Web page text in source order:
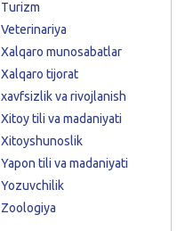
Turizm
Veterinariya
Xalqaro munosabatlar
Xalqaro tijorat
xavfsizlik va rivojlanish
Xitoy tili va madaniyati
Xitoyshunoslik
Yapon tili va madaniyati
Yozuvchilik
Zoologiya